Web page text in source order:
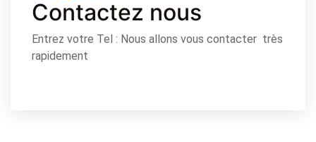
Contactez nous
Entrez votre Tel : Nous allons vous contacter très
rapidement